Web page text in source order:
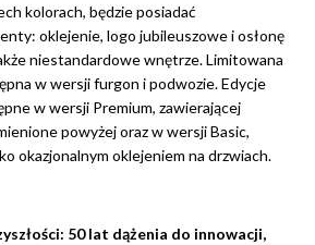
kolorach, będzie posiadać
oklejenie, logo jubileuszowe i osłonę
niestandardowe wnętrze. Limitowana
w wersji furgon i podwozie. Edycje
w wersji Premium, zawierającej
powyżej oraz w wersji Basic,
okazjonalnym oklejeniem na drzwiach.
50 lat dążenia do innowacji,